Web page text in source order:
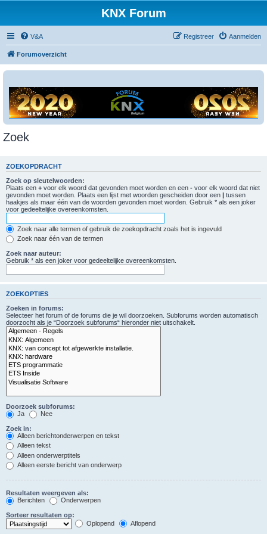
KNX Forum
V&A Aanmelden
Registreer
Forumoverzicht
Zoek
ZOEKOPDRACHT
Zoek op sleutelwoorden:
Plaats een + voor elk woord dat gevonden moet worden en een - voor elk woord dat niet
gevonden moet worden. Plaats een lijst met woorden gescheiden door een | tussen
haakjes als maar één van de woorden gevonden moet worden. Gebruik * als een joker
voor gedeeltelijke overeenkomsten.
Zoek naar alle termen of gebruik de zoekopdracht zoals het is ingevuld
Zoek naar één van de termen
Zoek naar auteur:
Gebruik * als een joker voor gedeeltelijke overeenkomsten.
ZOEKOPTIES
Zoeken in forums:
Selecteer het forum of de forums die je wil doorzoeken. Subforums worden automatisch
doorzocht als je “Doorzoek subforums“ hieronder niet uitschakelt.
Doorzoek subforums:
Ja
Nee
Zoek in:
Alleen berichtonderwerpen en tekst
Alleen tekst
Alleen onderwerptitels
Alleen eerste bericht van onderwerp
Resultaten weergeven als:
Berichten
Onderwerpen
Sorteer resultaten op:
Oplopend
Aflopend